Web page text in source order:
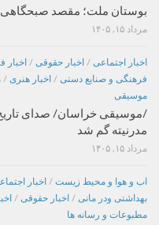
بوستان ملت؛ مقصد
مرداد ۱۵, ۱۴۰۵
اخبار اجتماعی / اخبار حقوقی / اخبار
فرهنگی و صنایع دستی / اخبار هنری /
موسیقی
/موسیقی خراسان/ صدای
مدرنیته گم شد
مرداد ۱۵, ۱۴۰۵
اب و هوا و محیط زیست / اخبار
بهداشتی ودر مانی / اخبار حقوقی /
مطبوعات و رسانه ها